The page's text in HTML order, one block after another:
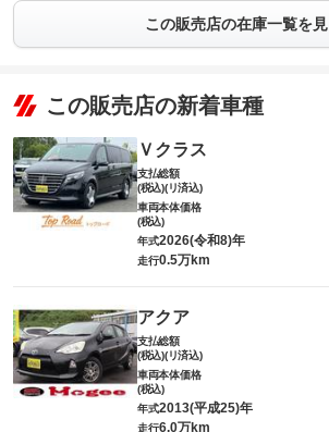
この販売店の在庫一覧を
この販売店の新着車種
Ｖクラス
支払総額
(税込)(リ済込)
車両本体価格
(税込)
年式2026(令和8)年
走行0.5万km
アクア
支払総額
(税込)(リ済込)
車両本体価格
(税込)
年式2013(平成25)年
走行6.0万km